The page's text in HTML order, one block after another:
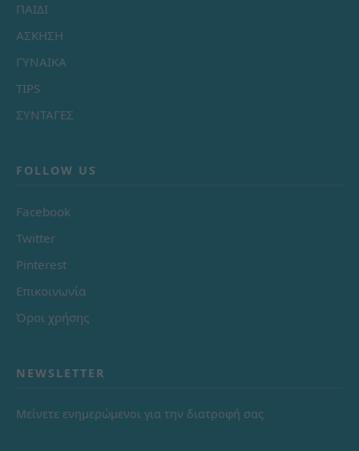
ΠΑΙΔΙ
ΑΣΚΗΣΗ
ΓΥΝΑΙΚΑ
TIPS
ΣΥΝΤΑΓΕΣ
FOLLOW US
Facebook
Twitter
Pinterest
Επικοινωνία
Όροι χρήσης
NEWSLETTER
Μείνετε ενημερώμενοι για την διατροφή σας